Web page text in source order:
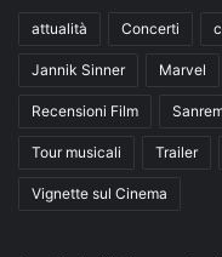
attualità Concerti
Jannik Sinner Marvel
Recensioni Film
Tour musicali Trailer
Vignette sul Cinema